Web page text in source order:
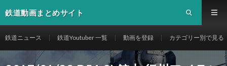
鉄道動画まとめサイト
鉄道ニュース 鉄道Youtuber 一覧 動画を登録 カテゴリー別で見る